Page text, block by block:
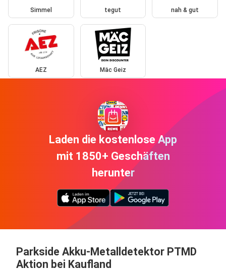
Simmel tegut nah & gut
AEZ Mäc Geiz
Laden die kostenlose App
mit 1850+ Geschäften
herunter
Parkside Akku-Metalldetektor PTMD
Aktion bei Kaufland